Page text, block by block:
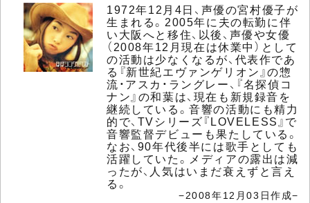
1972年12月4日、声優の宮村優子が
生まれる。2005年に夫の転勤に伴
い大阪へと移住、以後、声優や女優
（2008年12月現在は休業中）として
の活動は少なくなるが、代表作であ
る『新世紀エヴァンゲリオン』の惣
流・アスカ・ラングレー、『名探偵コ
ナン』の和葉は、現在も新規録音を
継続している。音響の活動にも精力
的で、TVシリーズ『LOVELESS』で
音響監督デビューも果たしている。
なお、90年代後半には歌手としても
活躍していた。メディアの露出は減
ったが、人気はいまだ衰えずと言え
る。
−2008年12月03日作成−